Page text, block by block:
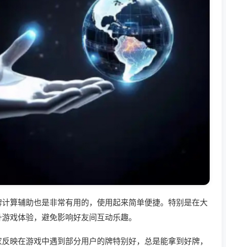
算辅助也是非常有用的，使用起来简单便捷。特别是在大
戏体验，避免影响好友间互动乐趣。
映在游戏中遇到部分用户的牌特别好，总是能拿到好牌，